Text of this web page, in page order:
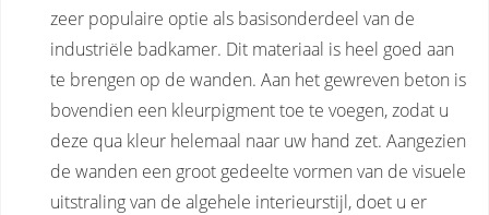
zeer populaire optie als basisonderdeel van de
industriële badkamer. Dit materiaal is heel goed aan
te brengen op de wanden. Aan het gewreven beton is
bovendien een kleurpigment toe te voegen, zodat u
deze qua kleur helemaal naar uw hand zet. Aangezien
de wanden een groot gedeelte vormen van de visuele
uitstraling van de algehele interieurstijl, doet u er